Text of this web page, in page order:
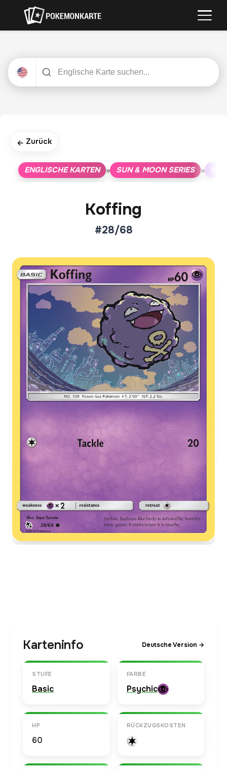
← Zurück
ENGLISCHE KARTEN » SUN & MOON SERIES »
Koffing
#28/68
Aktueller Marktpreis
€0,08
Normal
€0,33
Reverse Holo
Preise werden täglich aktualisiert.
Karteninfo Deutsche Version →
STUFE
Basic
FARBE
Psychic
HP
60
RÜCKZUGSKOSTEN